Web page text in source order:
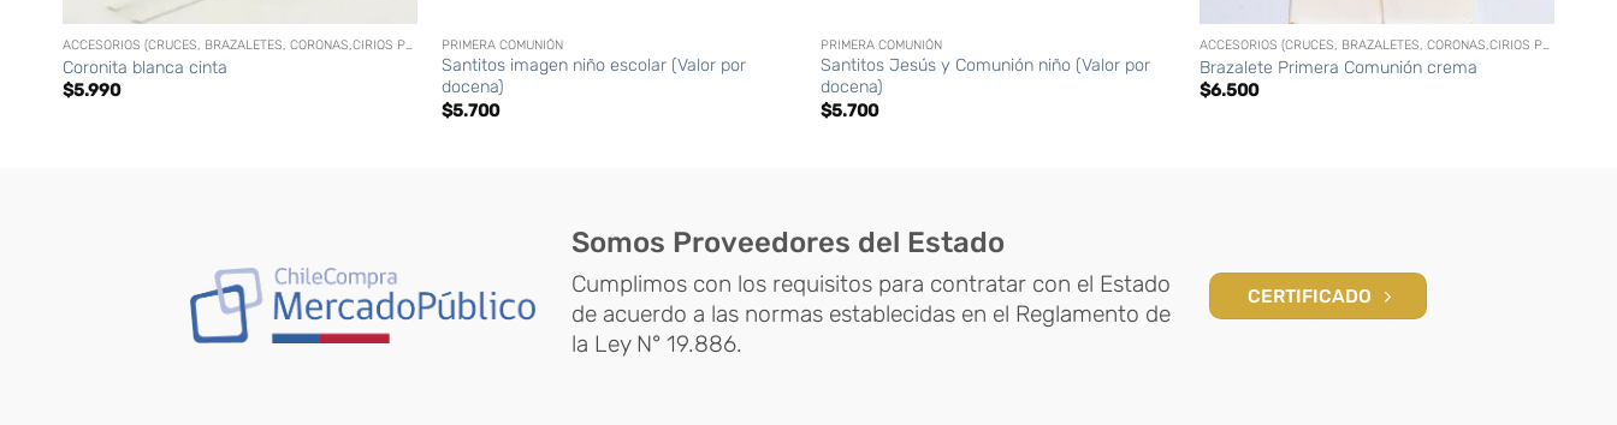
ACCESORIOS (CRUCES, BRAZALETES, CORONAS,CIRIOS PERSONALIZADOS, ETC)
Coronita blanca cinta
$5.990
PRIMERA COMUNIÓN
Santitos imagen niño escolar (Valor por
docena)
$5.700
PRIMERA COMUNIÓN
Santitos Jesús y Comunión niño (Valor por
docena)
$5.700
ACCESORIOS (CRUCES, BRAZALETES, CORONAS,CIRIOS PERSONALIZADOS, ETC)
Brazalete Primera Comunión crema
$6.500
Somos Proveedores del Estado
Cumplimos con los requisitos para contratar con el Estado
de acuerdo a las normas establecidas en el Reglamento de
la Ley N° 19.886.
CERTIFICADO